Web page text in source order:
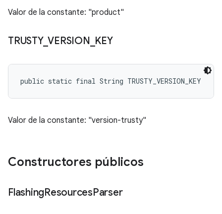
Valor de la constante: "product"
TRUSTY_VERSION KEY
public static final String TRUSTY_VERSION_KEY
Valor de la constante: "version-trusty"
Constructores públicos
FlashingResourcesParser